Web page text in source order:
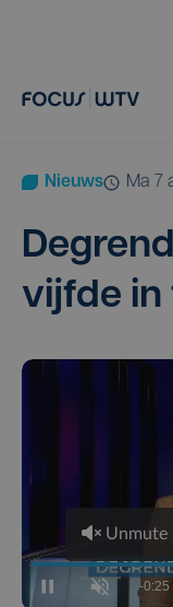
Nieuws ma
vijf­de in